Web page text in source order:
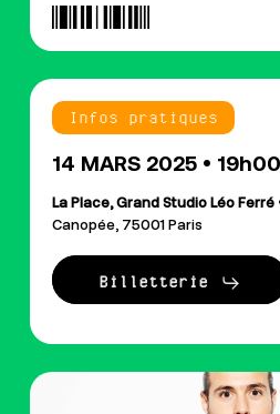
Infos pratiques
14 MARS 2025 •
La Place, Grand Studio Léo Ferré
Canopée, 75001 Paris
Billetterie